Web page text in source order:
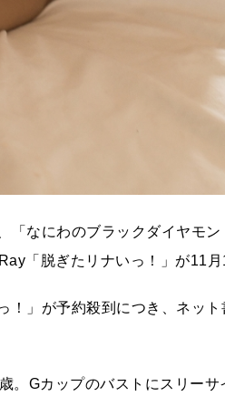
「なにわのブラックダイヤモ
「脱ぎたリナいっ！」が11月
！」が予約殺到につき、ネッ
。Gカップのバストにスリー